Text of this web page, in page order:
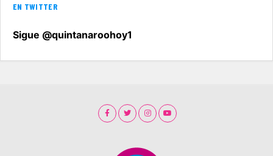
EN TWITTER
Sigue @quintanaroohoy1